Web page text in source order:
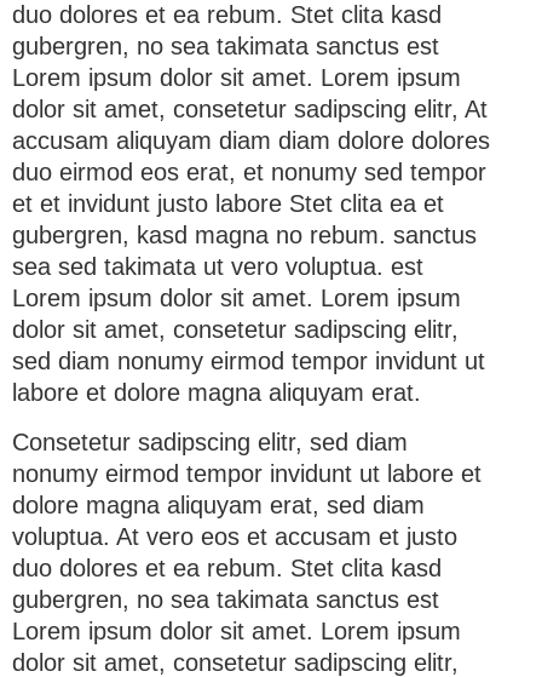
duo dolores et ea rebum. Stet clita kasd
gubergren, no sea takimata sanctus est
Lorem ipsum dolor sit amet. Lorem ipsum
dolor sit amet, consetetur sadipscing elitr, At
accusam aliquyam diam diam dolore dolores
duo eirmod eos erat, et nonumy sed tempor
et et invidunt justo labore Stet clita ea et
gubergren, kasd magna no rebum. sanctus
sea sed takimata ut vero voluptua. est
Lorem ipsum dolor sit amet. Lorem ipsum
dolor sit amet, consetetur sadipscing elitr,
sed diam nonumy eirmod tempor invidunt ut
labore et dolore magna aliquyam erat.
Consetetur sadipscing elitr, sed diam
nonumy eirmod tempor invidunt ut labore et
dolore magna aliquyam erat, sed diam
voluptua. At vero eos et accusam et justo
duo dolores et ea rebum. Stet clita kasd
gubergren, no sea takimata sanctus est
Lorem ipsum dolor sit amet. Lorem ipsum
dolor sit amet, consetetur sadipscing elitr,